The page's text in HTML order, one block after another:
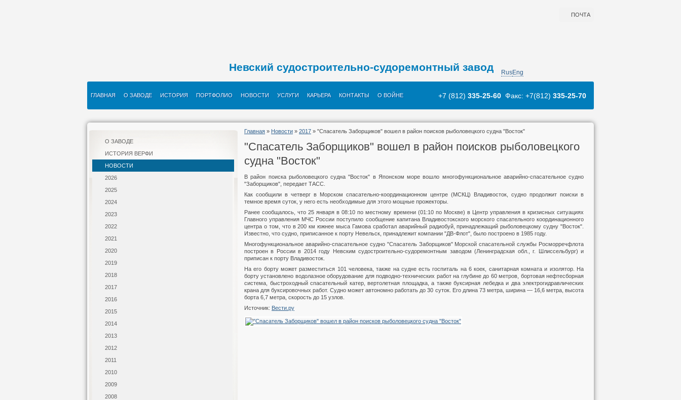
ПОЧТА
Невский судостроительно-судоремонтный завод RusEng
ГЛАВНАЯ О ЗАВОДЕ ИСТОРИЯ ПОРТФОЛИО НОВОСТИ УСЛУГИ КАРЬЕРА КОНТАКТЫ О ВОЙНЕ +7 (812) 335-25-60 Факс: +7(812) 335-25-70
О ЗАВОДЕ
ИСТОРИЯ ВЕРФИ
НОВОСТИ
2026
2025
2024
2023
2022
2021
2020
2019
2018
2017
2016
2015
2014
2013
2012
2011
2010
2009
2008
Главная » Новости » 2017 » "Спасатель Заборщиков" вошел в район поисков рыболовецкого судна "Восток"
"Спасатель Заборщиков" вошел в район поисков рыболовецкого
судна "Восток"
В район поиска рыболовецкого судна "Восток" в Японском море вошло многофункциональное аварийно-спасательное судно
"Заборщиков", передает ТАСС.
Как сообщили в четверг в Морском спасательно-координационном центре (МСКЦ) Владивосток, судно продолжит поиски в
темное время суток, у него есть необходимые для этого мощные прожекторы.
Ранее сообщалось, что 25 января в 08:10 по местному времени (01:10 по Москве) в Центр управления в кризисных ситуациях
Главного управления МЧС России поступило сообщение капитана Владивостокского морского спасательного координационного
центра о том, что в 200 км южнее мыса Гамова сработал аварийный радиобуй, принадлежащий рыболовецкому судну "Восток".
Известно, что судно, приписанное к порту Невельск, принадлежит компании "ДВ-Флот", было построено в 1985 году.
Многофункциональное аварийно-спасательное судно "Спасатель Заборщиков" Морской спасательной службы Росморречфлота
построен в России в 2014 году Невским судостроительно-судоремонтным заводом (Ленинградская обл., г. Шлиссельбург) и
приписан к порту Владивосток.
На его борту может разместиться 101 человека, также на судне есть госпиталь на 6 коек, санитарная комната и изолятор. На
борту установлено водолазное оборудование для подводно-технических работ на глубине до 60 метров, бортовая нефтесборная
система, быстроходный спасательный катер, вертолетная площадка, а также буксирная лебедка и два электрогидравлических
крана для буксировочных работ. Судно может автономно работать до 30 суток. Его длина 73 метра, ширина — 16,6 метра, высота
борта 6,7 метра, скорость до 15 узлов.
Источник: Вести.ру